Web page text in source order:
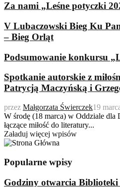
Za nami „Leśne potyczki
V Lubaczowski Bieg Ku
– Bieg Orląt
Podsumowanie konkursu
Spotkanie autorskie z
Patrycją Maczyńską i
przez Małgorzata Świerczek19
W środę (18 marca) w Oddziale dla
łączące miłość do literatury...
Załaduj więcej wpisów
Popularne wpisy
Godziny otwarcia Biblioteki